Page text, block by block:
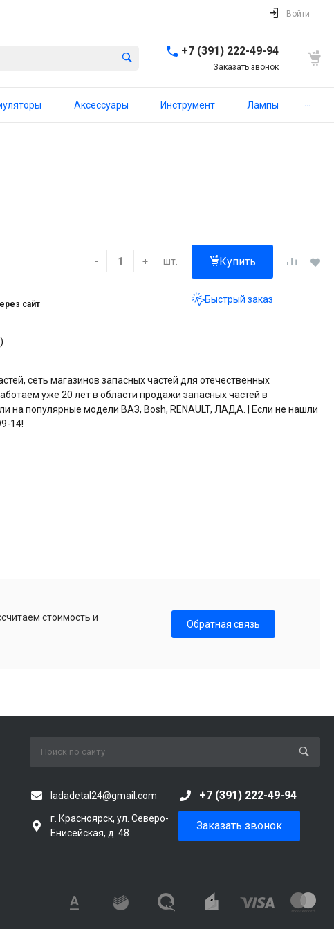
Войти
+7 (391) 222-49-94
Заказать звонок
Аксессуары Инструмент Лампы ...
сайт
- + шт. Купить
Быстрый заказ
сеть магазинов запасных частей для отечественных
уже 20 лет в области продажи запасных частей в
на популярные модели ВАЗ, Bosh, RENAULT, ЛАДА. | Если не нашли
14!
стоимость и
Обратная связь
ladadetal24@gmail.com +7 (391) 222-49-94
г. Красноярск, ул. Северо-
Енисейская, д. 48
Заказать звонок